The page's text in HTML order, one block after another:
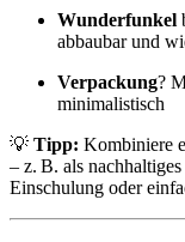
Wunderfunkel
abbaubar und
Verpackung?
minimalistisch
💡 Tipp: Kombiniere
– z. B. als
Einschulung oder